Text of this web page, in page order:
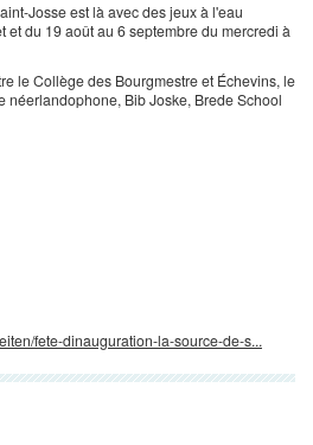
Josse est là avec des jeux à l'eau
et du 19 août au 6 septembre du mercredi à
le Collège des Bourgmestre et Échevins, le
néerlandophone, Bib Joske, Brede School
fete-dinauguration-la-source-de-s...